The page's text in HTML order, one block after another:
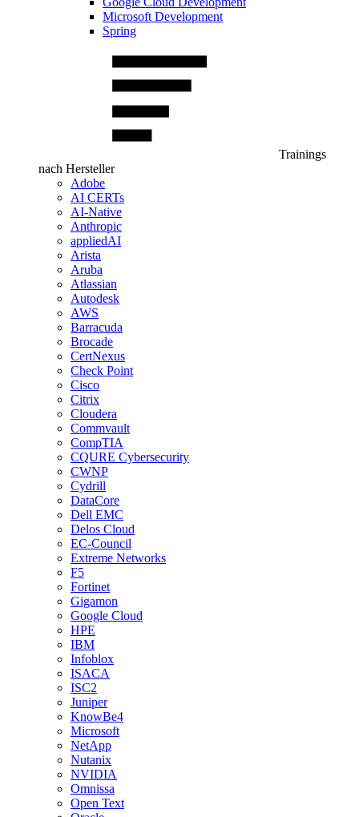
Microsoft Development
Spring
Trainings
nach Hersteller
Adobe
AI CERTs
AI-Native
Anthropic
appliedAI
Arista
Aruba
Atlassian
Autodesk
AWS
Barracuda
Brocade
CertNexus
Check Point
Cisco
Citrix
Cloudera
Commvault
CompTIA
CQURE Cybersecurity
CWNP
Cydrill
DataCore
Dell EMC
Delos Cloud
EC-Council
Extreme Networks
F5
Fortinet
Gigamon
Google Cloud
HPE
IBM
Infoblox
ISACA
ISC2
Juniper
KnowBe4
Microsoft
NetApp
Nutanix
NVIDIA
Omnissa
Open Text